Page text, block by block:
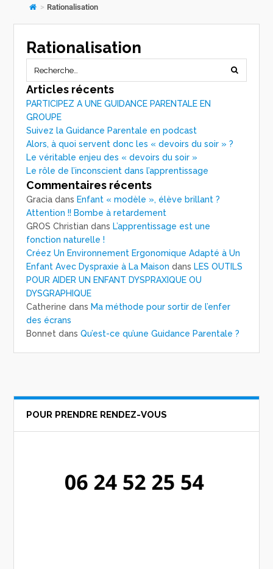
> Rationalisation
Rationalisation
Articles récents
PARTICIPEZ A UNE GUIDANCE PARENTALE EN
GROUPE
Suivez la Guidance Parentale en podcast
Alors, à quoi servent donc les « devoirs du soir » ?
Le véritable enjeu des « devoirs du soir »
Le rôle de l’inconscient dans l’apprentissage
Commentaires récents
Gracia dans Enfant « modèle », élève brillant ?
Attention !! Bombe à retardement
GROS Christian dans L’apprentissage est une
fonction naturelle !
Créez Un Environnement Ergonomique Adapté à Un
Enfant Avec Dyspraxie à La Maison dans LES OUTILS
POUR AIDER UN ENFANT DYSPRAXIQUE OU
DYSGRAPHIQUE
Catherine dans Ma méthode pour sortir de l’enfer
des écrans
Bonnet dansQu’est-ce qu’une Guidance Parentale ?
POUR PRENDRE RENDEZ-VOUS